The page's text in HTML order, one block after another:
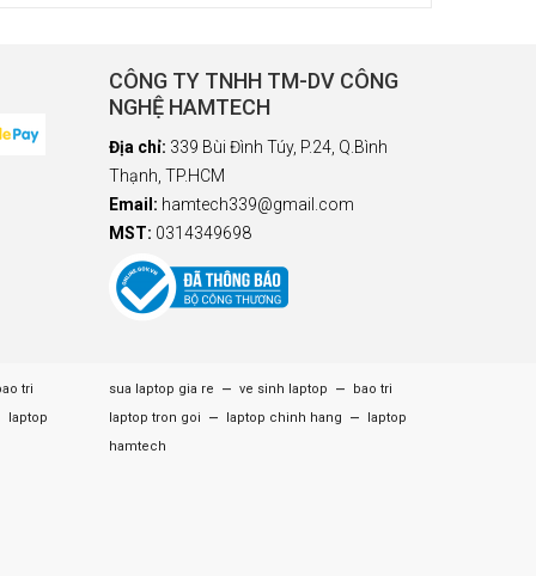
CÔNG TY TNHH TM-DV CÔNG
NGHỆ HAMTECH
Địa chỉ: 339 Bùi Đình Túy, P.24, Q.Bình
Thạnh, TP.HCM
Email: hamtech339@gmail.com
MST: 0314349698
tri
laptop
sua laptop gia re – ve sinh laptop –
bao tri
laptop tron goi
– laptop chinh hang –
laptop
hamtech